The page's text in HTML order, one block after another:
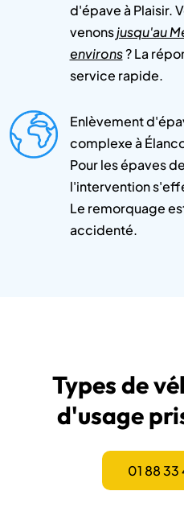
d'épave à Plaisir.
venonsjusqu'au
environs? La
service rapide.
Enlèvement
complexe à
Pour les épaves
l'intervention
Le remorquage
accidenté.
Types de
d'usage
01 88 33